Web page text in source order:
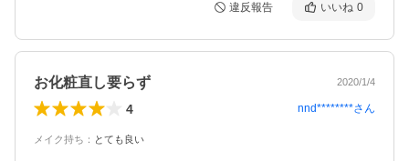
違反報告 いいね 0
お化粧直し要らず 2020/1/4
4 nnd********さん
メイク持ち ： とても良い